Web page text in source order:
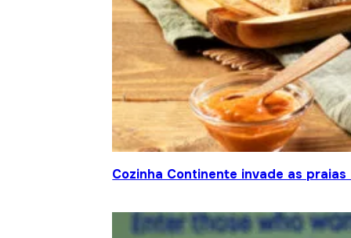
Cozinha Continente invade as